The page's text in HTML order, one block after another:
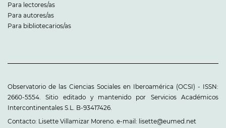
Para lectores/as
Para autores/as
Para bibliotecarios/as
Observatorio de las Ciencias Sociales en Iberoamérica (OCSI) - ISSN:
2660-5554. Sitio editado y mantenido por Servicios Académicos
Intercontinentales S.L. B-93417426.
Contacto: Lisette Villamizar Moreno. e-mail: lisette@eumed.net